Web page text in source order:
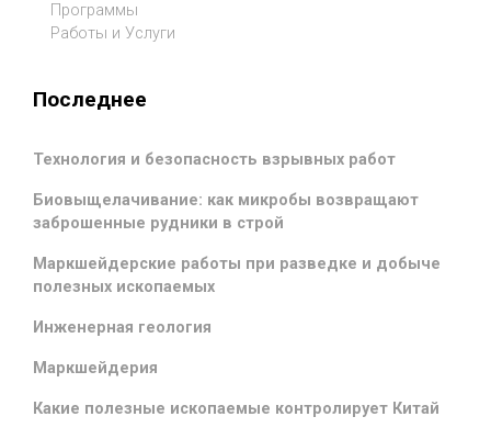
Программы
Работы и Услуги
Последнее
Технология и безопасность взрывных работ
Биовыщелачивание: как микробы возвращают
заброшенные рудники в строй
Маркшейдерские работы при разведке и добыче
полезных ископаемых
Инженерная геология
Маркшейдерия
Какие полезные ископаемые контролирует Китай